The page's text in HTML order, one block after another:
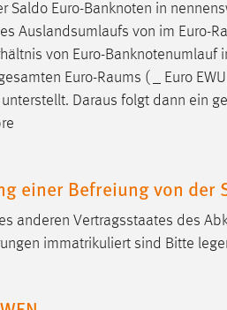
Saldo Euro-Banknoten in
Auslandsumlaufs von im Euro-
von Euro-Banknotenumlauf
Euro-Raums ( _ Euro
Daraus folgt dann ein
einer Befreiung von der
anderen Vertragsstaates des
immatrikuliert sind Bitte
_pk_id, _pk_ses
anzuzeigen.